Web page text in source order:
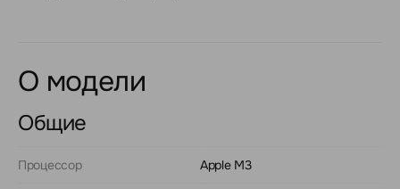
О модели
Общие
Процессор Apple M3